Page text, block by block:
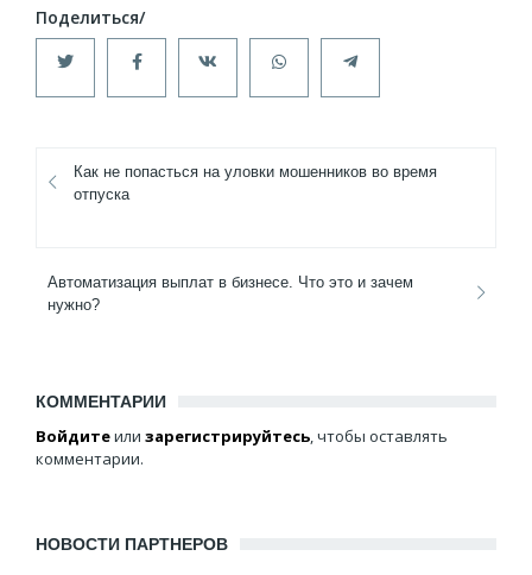
Как не попасться на уловки мошенников во время
отпуска
Автоматизация выплат в бизнесе. Что это и зачем
нужно?
КОММЕНТАРИИ
Войдитеили зарегистрируйтесь, чтобы оставлять
комментарии.
НОВОСТИ ПАРТНЕРОВ